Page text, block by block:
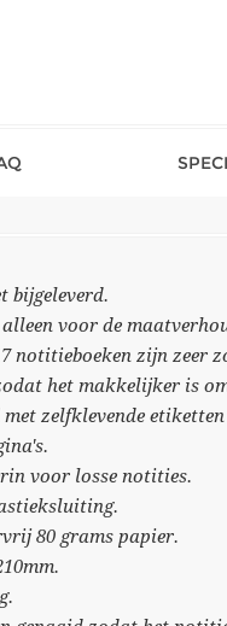
bijgeleverd.
voor de
notitieboeken zijn
het makkelijker is
zelfklevende
voor losse notities.
80 grams papier.